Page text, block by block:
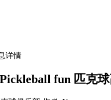
详情
fun 匹克